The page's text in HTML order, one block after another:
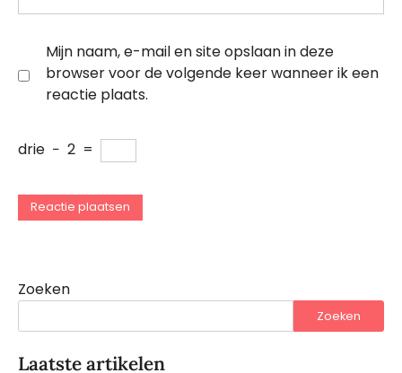
Mijn naam, e-mail en site opslaan in deze
browser voor de volgende keer wanneer ik een
reactie plaats.
drie − 2 =
Zoeken
Zoeken
Laatste artikelen